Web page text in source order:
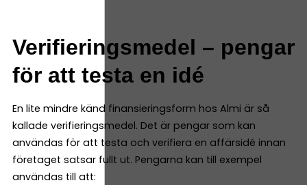
Verifieringsmedel – pengar
för att testa en idé
En lite mindre känd finansieringsform hos Almi är så
kallade verifieringsmedel. Det är pengar som kan
användas för att testa och verifiera en affärsidé innan
företaget satsar fullt ut. Pengarna kan till exempel
användas till att: